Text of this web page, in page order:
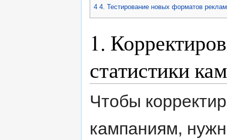
4 4. Тестирование новых форматов
1.
статистики
Чтобы
кампаниям,